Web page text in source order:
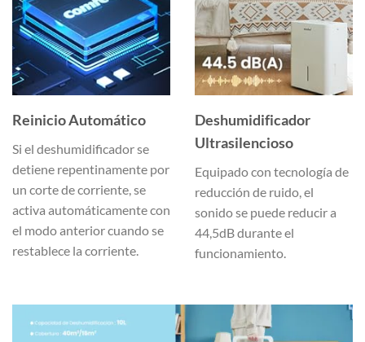
Reinicio Automático
Si el deshumidificador se
detiene repentinamente por
un corte de corriente, se
activa automáticamente con
el modo anterior cuando se
restablece la corriente.
Deshumidificador
Ultrasilencioso
Equipado con tecnología de
reducción de ruido, el
sonido se puede reducir a
44,5dB durante el
funcionamiento.